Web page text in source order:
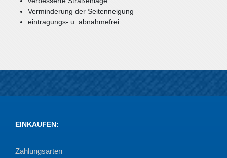
Verminderung der Seitenneigung
eintragungs- u. abnahmefrei
EINKAUFEN:
Zahlungsarten